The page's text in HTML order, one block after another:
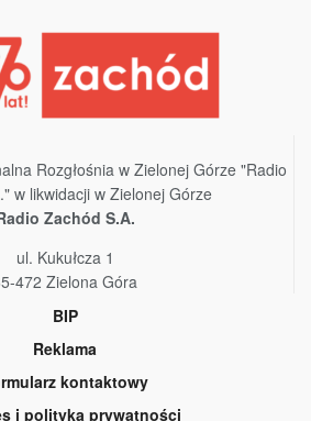
Rozgłośnia w Zielonej Górze "Radio
w likwidacji w Zielonej Górze
Zachód S.A.
ul. Kukułcza 1
472 Zielona Góra
BIP
Reklama
kontaktowy
i polityka prywatności